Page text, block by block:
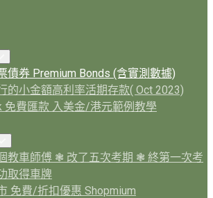
債券 Premium Bonds (含實測數據)
的小金額高利率活期存款( Oct 2023)
免費匯款 入美金/港元範例教學
教車師傅 ❃ 改了五次考期 ❃ 終第一次考
取得車牌
免費/折扣優惠 Shopmium